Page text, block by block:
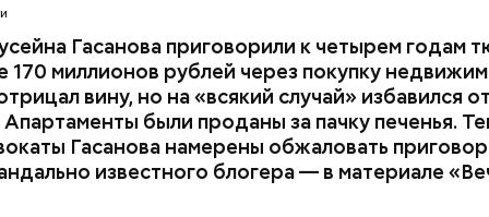
Гасанова приговорили к четырем годам
170 миллионов рублей через покупку
вину, но на «всякий случай» избавился
были проданы за пачку печенья.
Гасанова намерены обжаловать
известного блогера — в материале